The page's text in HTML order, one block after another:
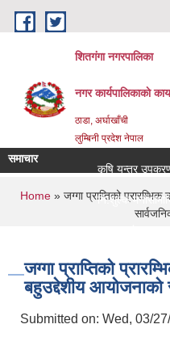
Skip to main content
शितगंगा नगरपालिका
नगर कार्यपालिकाकाे
ठाडा, अर्घाखाँची
लुम्बिनी प्रदेश नेपाल
समाचार
कृषि यन्त्र उपकरण/
नि:शुल्क
You are here
Home» जग्गा प्राप्तिको प्रारम्भिक
जग्गा प्राप्तिको
बहुउद्देशीय
Submitted on: Wed, 03/